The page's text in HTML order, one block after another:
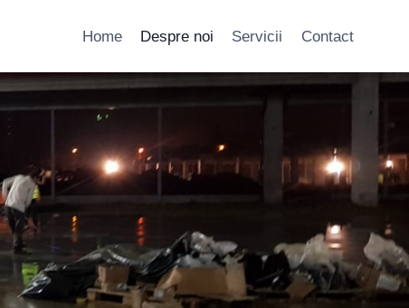
Home Despre noi Servicii Contact